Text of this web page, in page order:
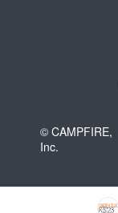
© CAMPFIRE,
Inc.